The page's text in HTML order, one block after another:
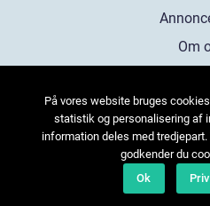
Om
På vores website bruges
statistik og personalisering af
information deles med
godkender du
Ok